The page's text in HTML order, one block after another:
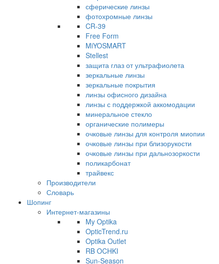
сферические линзы
фотохромные линзы
CR-39
Free Form
MiYOSMART
Stellest
защита глаз от ультрафиолета
зеркальные линзы
зеркальные покрытия
линзы офисного дизайна
линзы с поддержкой аккомодации
минеральное стекло
органические полимеры
очковые линзы для контроля миопии
очковые линзы при близорукости
очковые линзы при дальнозоркости
поликарбонат
трайвекс
Производители
Словарь
Шопинг
Интернет-магазины
My Optika
OpticTrend.ru
Optika Outlet
RB OCHKI
Sun-Season